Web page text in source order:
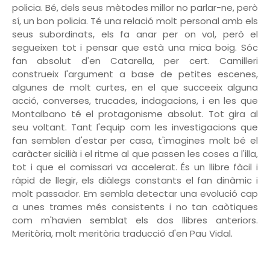
policia. Bé, dels seus mètodes millor no parlar-ne, però
sí, un bon policia. Té una relació molt personal amb els
seus subordinats, els fa anar per on vol, però el
segueixen tot i pensar que està una mica boig. Sóc
fan absolut d'en Catarella, per cert. Camilleri
construeix l'argument a base de petites escenes,
algunes de molt curtes, en el que succeeix alguna
acció, converses, trucades, indagacions, i en les que
Montalbano té el protagonisme absolut. Tot gira al
seu voltant. Tant l'equip com les investigacions que
fan semblen d'estar per casa, t'imagines molt bé el
caràcter sicilià i el ritme al que passen les coses a l'illa,
tot i que el comissari va accelerat. És un llibre fàcil i
ràpid de llegir, els diàlegs constants el fan dinàmic i
molt passador. Em sembla detectar una evolució cap
a unes trames més consistents i no tan caòtiques
com m'havien semblat els dos llibres anteriors.
Meritòria, molt meritòria traducció d'en Pau Vidal.